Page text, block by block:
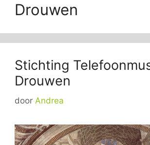
Drouwen
Stichting
Drouwen
door Andrea